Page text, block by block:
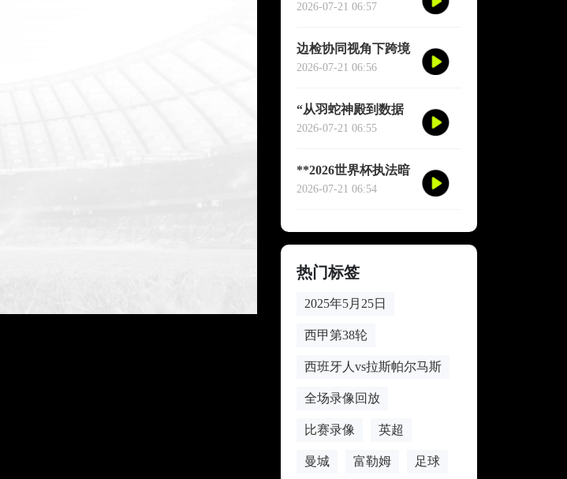
与肌肉损伤概率：
测模型
2026-07-21 06:57
边检协同视角下跨境
球员通关机制优化研
世界杯为场景
2026-07-21 06:56
“从羽蛇神殿到数据
圣殿：阿兹特克球场
跃迁”
2026-07-21 06:55
**2026世界杯执法暗
战：裁判心率爆表的
2026-07-21 06:54
热门标签
2025年5月25日
西甲第38轮
西班牙人vs拉斯帕尔马斯
全场录像回放
比赛录像 英超
曼城 富勒姆 足球